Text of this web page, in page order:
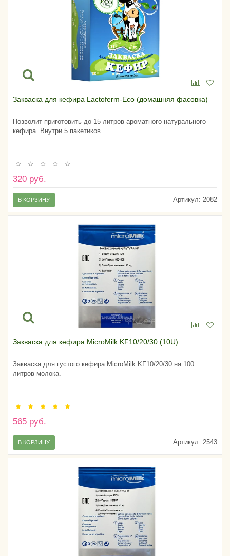
Закваска для кефира Lactoferm-Eco (домашняя фасовка)
Позволит приготовить до 15 литров ароматного натурального
кефира. Внутри 5 пакетиков.
320 руб.
Артикул: 2082
В КОРЗИНУ
Закваска для кефира MicroMilk KF10/20/30 (10U)
Закваска для густого кефира MicroMilk KF10/20/30 на 100
литров молока.
565 руб.
Артикул: 2543
В КОРЗИНУ